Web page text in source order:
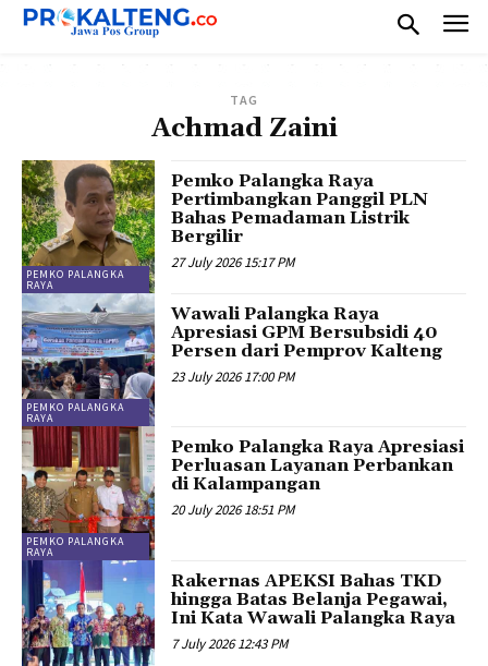
TAG
Achmad Zaini
PEMKO PALANGKA
RAYA
Pemko Palangka Raya
Pertimbangkan Panggil PLN
Bahas Pemadaman Listrik
Bergilir
27 July 2026 15:17 PM
PEMKO PALANGKA
RAYA
Wawali Palangka Raya
Apresiasi GPM Bersubsidi 40
Persen dari Pemprov Kalteng
23 July 2026 17:00 PM
PEMKO PALANGKA
RAYA
Pemko Palangka Raya Apresiasi
Perluasan Layanan Perbankan
di Kalampangan
20 July 2026 18:51 PM
Rakernas APEKSI Bahas TKD
hingga Batas Belanja Pegawai,
Ini Kata Wawali Palangka Raya
7 July 2026 12:43 PM